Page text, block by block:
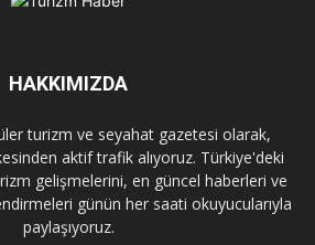
HAKKIMIZDA
turizm ve seyahat gazetesi olarak,
aktif trafik alıyoruz. Türkiye'deki
gelişmelerini, en güncel haberleri ve
günün her saati okuyucularıyla
paylaşıyoruz.